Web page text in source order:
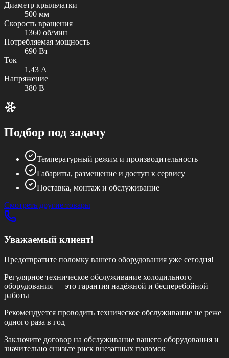
Диаметр крыльчатки
500 мм
Скорость вращения
1360 об/мин
Потребляемая мощность
690 Вт
Ток
1,43 А
Напряжение
380 В
Подбор под задачу
Температурный режим и производительность
Габариты, размещение и доступ к сервису
Поставка, монтаж и обслуживание
Смотреть другие товары
Уважаемый клиент!
Предотвратите поломку вашего оборудования уже сегодня!
Регулярное техническое обслуживание холодильного
оборудования — это гарантия надёжной и бесперебойной
работы
Рекомендуется проводить техническое обслуживание не реже
одного раза в год
Заключите договор на обслуживание вашего оборудования и
значительно снизьте риск внезапных поломок